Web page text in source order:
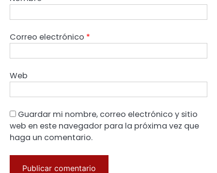
Correo electrónico *
Web
Guardar mi nombre, correo electrónico y sitio
web en este navegador para la próxima vez que
haga un comentario.